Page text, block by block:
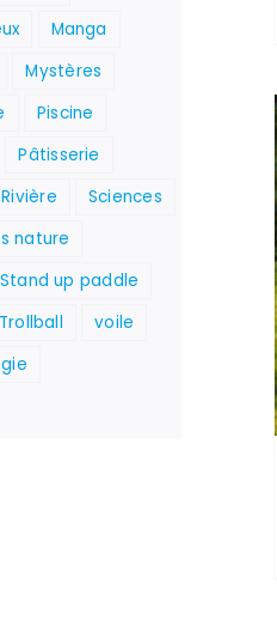
Manga
Mystères
Piscine
Pâtisserie
Rivière
Sciences
nature
Stand up paddle
Trollball
voile